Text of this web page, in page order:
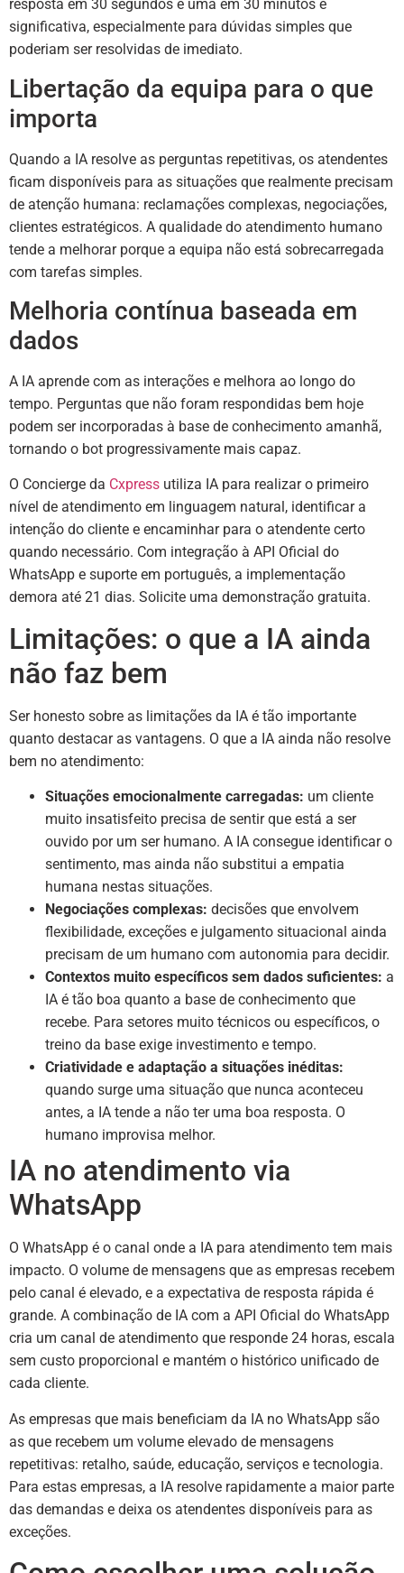
resposta em 30 segundos e uma em 30 minutos é
significativa, especialmente para dúvidas simples que
poderiam ser resolvidas de imediato.
Libertação da equipa para o que
importa
Quando a IA resolve as perguntas repetitivas, os atendentes
ficam disponíveis para as situações que realmente precisam
de atenção humana: reclamações complexas, negociações,
clientes estratégicos. A qualidade do atendimento humano
tende a melhorar porque a equipa não está sobrecarregada
com tarefas simples.
Melhoria contínua baseada em
dados
A IA aprende com as interações e melhora ao longo do
tempo. Perguntas que não foram respondidas bem hoje
podem ser incorporadas à base de conhecimento amanhã,
tornando o bot progressivamente mais capaz.
O Concierge da Cxpress utiliza IA para realizar o primeiro
nível de atendimento em linguagem natural, identificar a
intenção do cliente e encaminhar para o atendente certo
quando necessário. Com integração à API Oficial do
WhatsApp e suporte em português, a implementação
demora até 21 dias. Solicite uma demonstração gratuita.
Limitações: o que a IA ainda
não faz bem
Ser honesto sobre as limitações da IA é tão importante
quanto destacar as vantagens. O que a IA ainda não resolve
bem no atendimento:
Situações emocionalmente carregadas: um cliente
muito insatisfeito precisa de sentir que está a ser
ouvido por um ser humano. A IA consegue identificar o
sentimento, mas ainda não substitui a empatia
humana nestas situações.
Negociações complexas: decisões que envolvem
flexibilidade, exceções e julgamento situacional ainda
precisam de um humano com autonomia para decidir.
Contextos muito específicos sem dados suficientes: a
IA é tão boa quanto a base de conhecimento que
recebe. Para setores muito técnicos ou específicos, o
treino da base exige investimento e tempo.
Criatividade e adaptação a situações inéditas:
quando surge uma situação que nunca aconteceu
antes, a IA tende a não ter uma boa resposta. O
humano improvisa melhor.
IA no atendimento via
WhatsApp
O WhatsApp é o canal onde a IA para atendimento tem mais
impacto. O volume de mensagens que as empresas recebem
pelo canal é elevado, e a expectativa de resposta rápida é
grande. A combinação de IA com a API Oficial do WhatsApp
cria um canal de atendimento que responde 24 horas, escala
sem custo proporcional e mantém o histórico unificado de
cada cliente.
As empresas que mais beneficiam da IA no WhatsApp são
as que recebem um volume elevado de mensagens
repetitivas: retalho, saúde, educação, serviços e tecnologia.
Para estas empresas, a IA resolve rapidamente a maior parte
das demandas e deixa os atendentes disponíveis para as
exceções.